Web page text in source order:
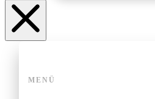
MENÜ